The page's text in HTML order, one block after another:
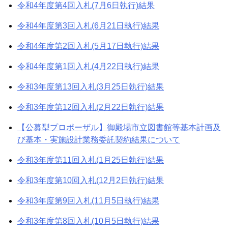
令和4年度第4回入札(7月6日執行)結果
令和4年度第3回入札(6月21日執行)結果
令和4年度第2回入札(5月17日執行)結果
令和4年度第1回入札(4月22日執行)結果
令和3年度第13回入札(3月25日執行)結果
令和3年度第12回入札(2月22日執行)結果
【公募型プロポーザル】御殿場市立図書館等基本計画及
び基本・実施設計業務委託契約結果について
令和3年度第11回入札(1月25日執行)結果
令和3年度第10回入札(12月2日執行)結果
令和3年度第9回入札(11月5日執行)結果
令和3年度第8回入札(10月5日執行)結果